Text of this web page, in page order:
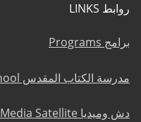
روابط LINKS
برامج Programs
مدرسة الكتاب المقدس Bible School
دش وميديا Media Satellite